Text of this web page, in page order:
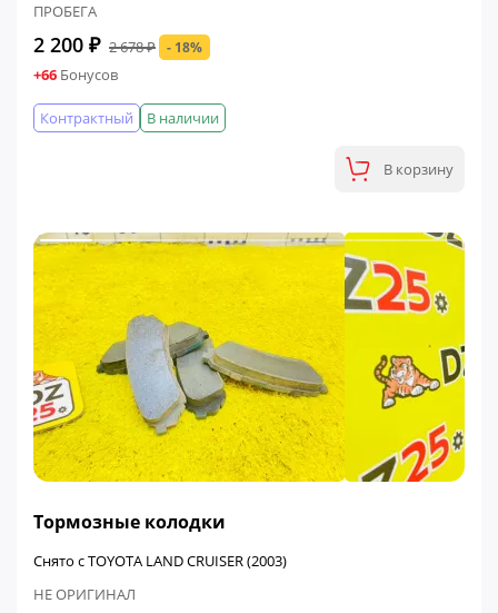
ПРОБЕГА
2 200 ₽ 2 678 ₽ - 18%
+66 Бонусов
В наличии
Контрактный
В корзину
Тормозные колодки
Снято с TOYOTA LAND CRUISER (2003)
НЕ ОРИГИНАЛ